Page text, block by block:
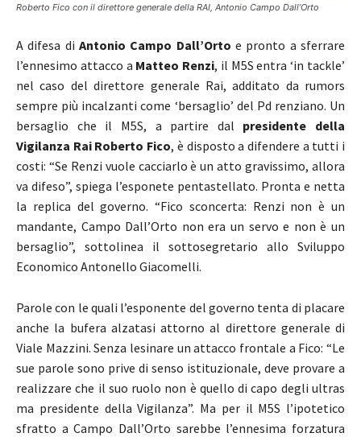
Roberto Fico con il direttore generale della RAI, Antonio Campo Dall’Orto
A difesa di Antonio Campo Dall’Orto e pronto a sferrare
l’ennesimo attacco a Matteo Renzi, il M5S entra ‘in tackle’
nel caso del direttore generale Rai, additato da rumors
sempre più incalzanti come ‘bersaglio’ del Pd renziano. Un
bersaglio che il M5S, a partire dal presidente della
Vigilanza Rai Roberto Fico, è disposto a difendere a tutti i
costi: “Se Renzi vuole cacciarlo è un atto gravissimo, allora
va difeso”, spiega l’esponete pentastellato. Pronta e netta
la replica del governo. “Fico sconcerta: Renzi non è un
mandante, Campo Dall’Orto non era un servo e non è un
bersaglio”, sottolinea il sottosegretario allo Sviluppo
Economico Antonello Giacomelli.
Parole con le quali l’esponente del governo tenta di placare
anche la bufera alzatasi attorno al direttore generale di
Viale Mazzini. Senza lesinare un attacco frontale a Fico: “Le
sue parole sono prive di senso istituzionale, deve provare a
realizzare che il suo ruolo non è quello di capo degli ultras
ma presidente della Vigilanza”. Ma per il M5S l’ipotetico
sfratto a Campo Dall’Orto sarebbe l’ennesima forzatura